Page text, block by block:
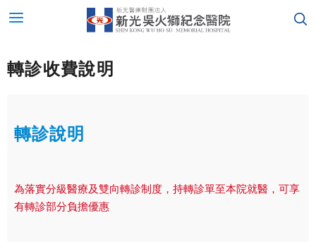
轉診收費說明
轉診說明
為落實分級醫療及雙向轉診制度，持轉診單至本院就醫，可享
有轉診部分負擔優惠